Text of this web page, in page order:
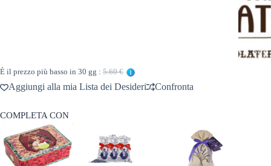
È il prezzo più basso in 30 gg : 5.60 €
Aggiungi alla mia Lista dei Desideri Confronta
COMPLETA CON